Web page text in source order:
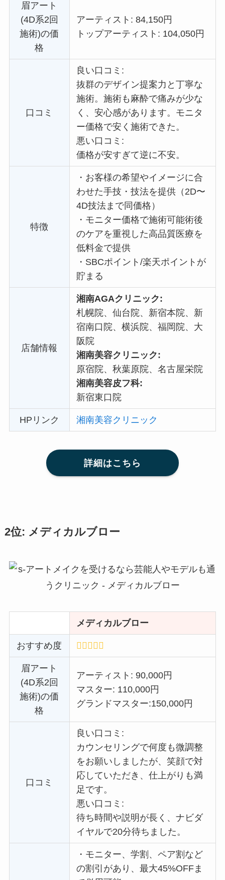
眉アート
(4D系2回
施術)の価
格
アーティスト: 84,150円
トップアーティスト: 104,050円
口コミ
良い口コミ:
抜群のデザイン提案力と丁寧な
施術。施術も麻酔で痛みが少な
く、安心感があります。 モニタ
ー価格で安く施術できた。
悪い口コミ:
価格が安すぎて逆に不安。
特徴
・ お客様の希望やイメージに合
わせた手技・技法を提供（2D〜
4D技法まで同価格）
・ モニター価格で施術可能術後
のケアを重視した高品質医療を
低料金で提供
・ SBCポイント/楽天ポイントが
貯まる
店舗情報
湘南AGAクリニック:
札幌院、仙台院、新宿本院、新
宿南口院、横浜院、福岡院、大
阪院
湘南美容クリニック:
原宿院、秋葉原院、名古屋栄院
湘南美容皮フ科:
新宿東口院
HPリンク 湘南美容クリニック
詳細はこちら
2位: メディカルブロー
メディカルブロー
おすすめ度
眉アート
(4D系2回
施術)の価
格
アーティスト: 90,000円
マスター: 110,000円
グランドマスター:150,000円
口コミ
良い口コミ:
カウンセリングで何度も微調整
をお願いしましたが、笑顔で対
応していただき、仕上がりも満
足です。
悪い口コミ:
待ち時間や説明が長く、ナビダ
イヤルで20分待ちました。
・ モニター、学割、ペア割など
の割引があり、最大45%OFFま